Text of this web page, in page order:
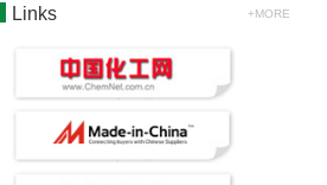
Links +MORE